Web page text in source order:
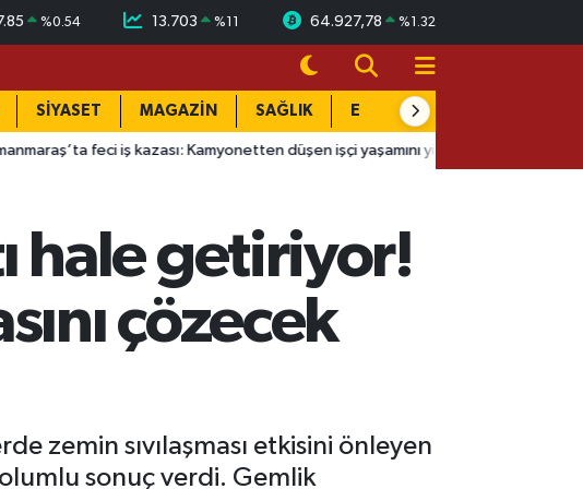
%0.54 13.703 %11 64.927,78 %1.32
SİYASET MAGAZİN SAĞLIK EĞİTİM
feci iş kazası: Kamyonetten düşen işçi yaşamını yitirdi
hale getiriyor!
çözecek
zemin sıvılaşması etkisini önleyen
sonuç verdi. Gemlik